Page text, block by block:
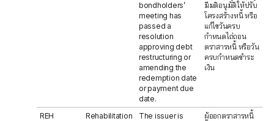
bondholders’
meeting has
passed a
resolution
approving debt
restructuring or
amending the
redemption date
or payment due
date.
มีมติอนุมัติให้ปรับ
โครงสร้างหนี้ หรือ
แก้ไขวันครบ
กำหนดไถ่ถอน
ตราสารหนี้ หรือวัน
ครบกำหนดชำระ
เงิน
REH Rehabilitation
The issuer is
ผู้ออกตราสารหนี้